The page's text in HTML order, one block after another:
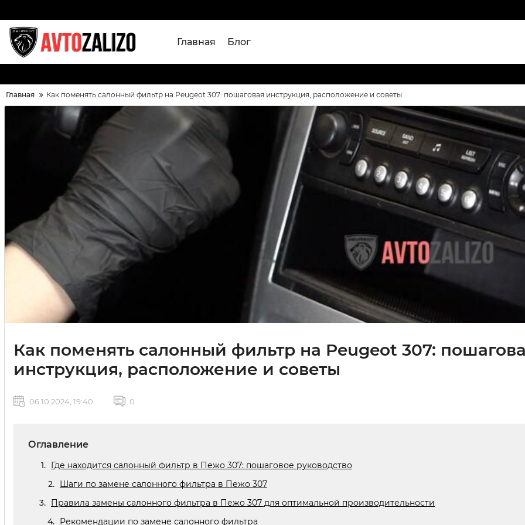
Главная Блог
Главная Как поменять салонный фильтр на Peugeot 307: пошаговая инструкция, расположение и советы
Как поменять салонный фильтр на Peugeot 307:
инструкция, расположение и советы
06 10 2024, 19:40 0
Оглавление
Где находится салонный фильтр в Пежо 307: пошаговое руководство
Шаги по замене салонного фильтра в Пежо 307
Правила замены салонного фильтра в Пежо 307 для оптимальной производительности
Рекомендации по замене салонного фильтра